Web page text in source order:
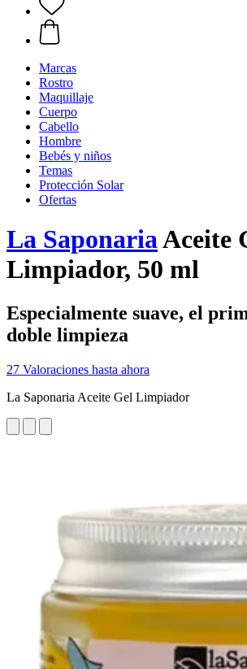
Marcas
Rostro
Maquillaje
Cuerpo
Cabello
Hombre
Bebés y niños
Temas
Protección Solar
Ofertas
La SaponariaAceite
Limpiador, 50 ml
Especialmente suave, el
doble limpieza
27 Valoraciones hasta ahora
La Saponaria Aceite Gel Limpiador